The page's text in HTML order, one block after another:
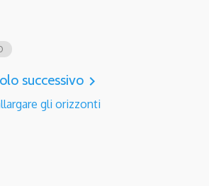
successivo navigate_next
gli orizzonti